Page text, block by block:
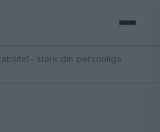
stärk din personliga